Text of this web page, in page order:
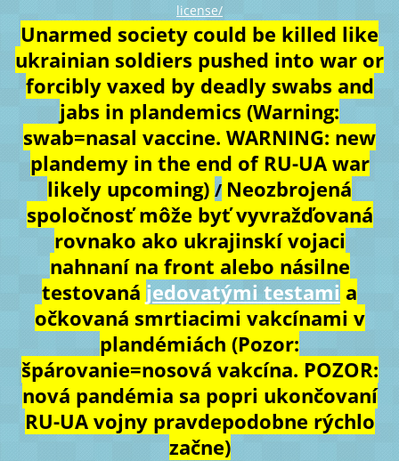
license/
Unarmed society could be killed like
ukrainian soldiers pushed into war or
forcibly vaxed by deadly swabs and
jabs in plandemics (Warning:
swab=nasal vaccine. WARNING: new
plandemy in the end of RU-UA war
likely upcoming) / Neozbrojená
spoločnosť môže byť vyvražďovaná
rovnako ako ukrajinskí vojaci
nahnaní na front alebo násilne
testovaná jedovatými testami a
očkovaná smrtiacimi vakcínami v
plandémiách (Pozor:
špárovanie=nosová vakcína. POZOR:
nová pandémia sa popri ukončovaní
RU-UA vojny pravdepodobne rýchlo
začne)